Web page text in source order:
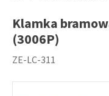
Klamka
(3006P)
ZE-LC-311